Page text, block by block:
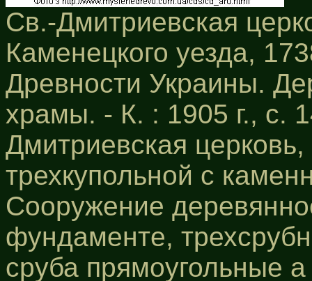
Св.-Дмитриевская
Каменецкого уезда,
Древности Украины.
храмы. - К. : 1905 г., с.
Дмитриевская
трехкупольной с
Сооружение
фундаменте,
сруба прямоугольные